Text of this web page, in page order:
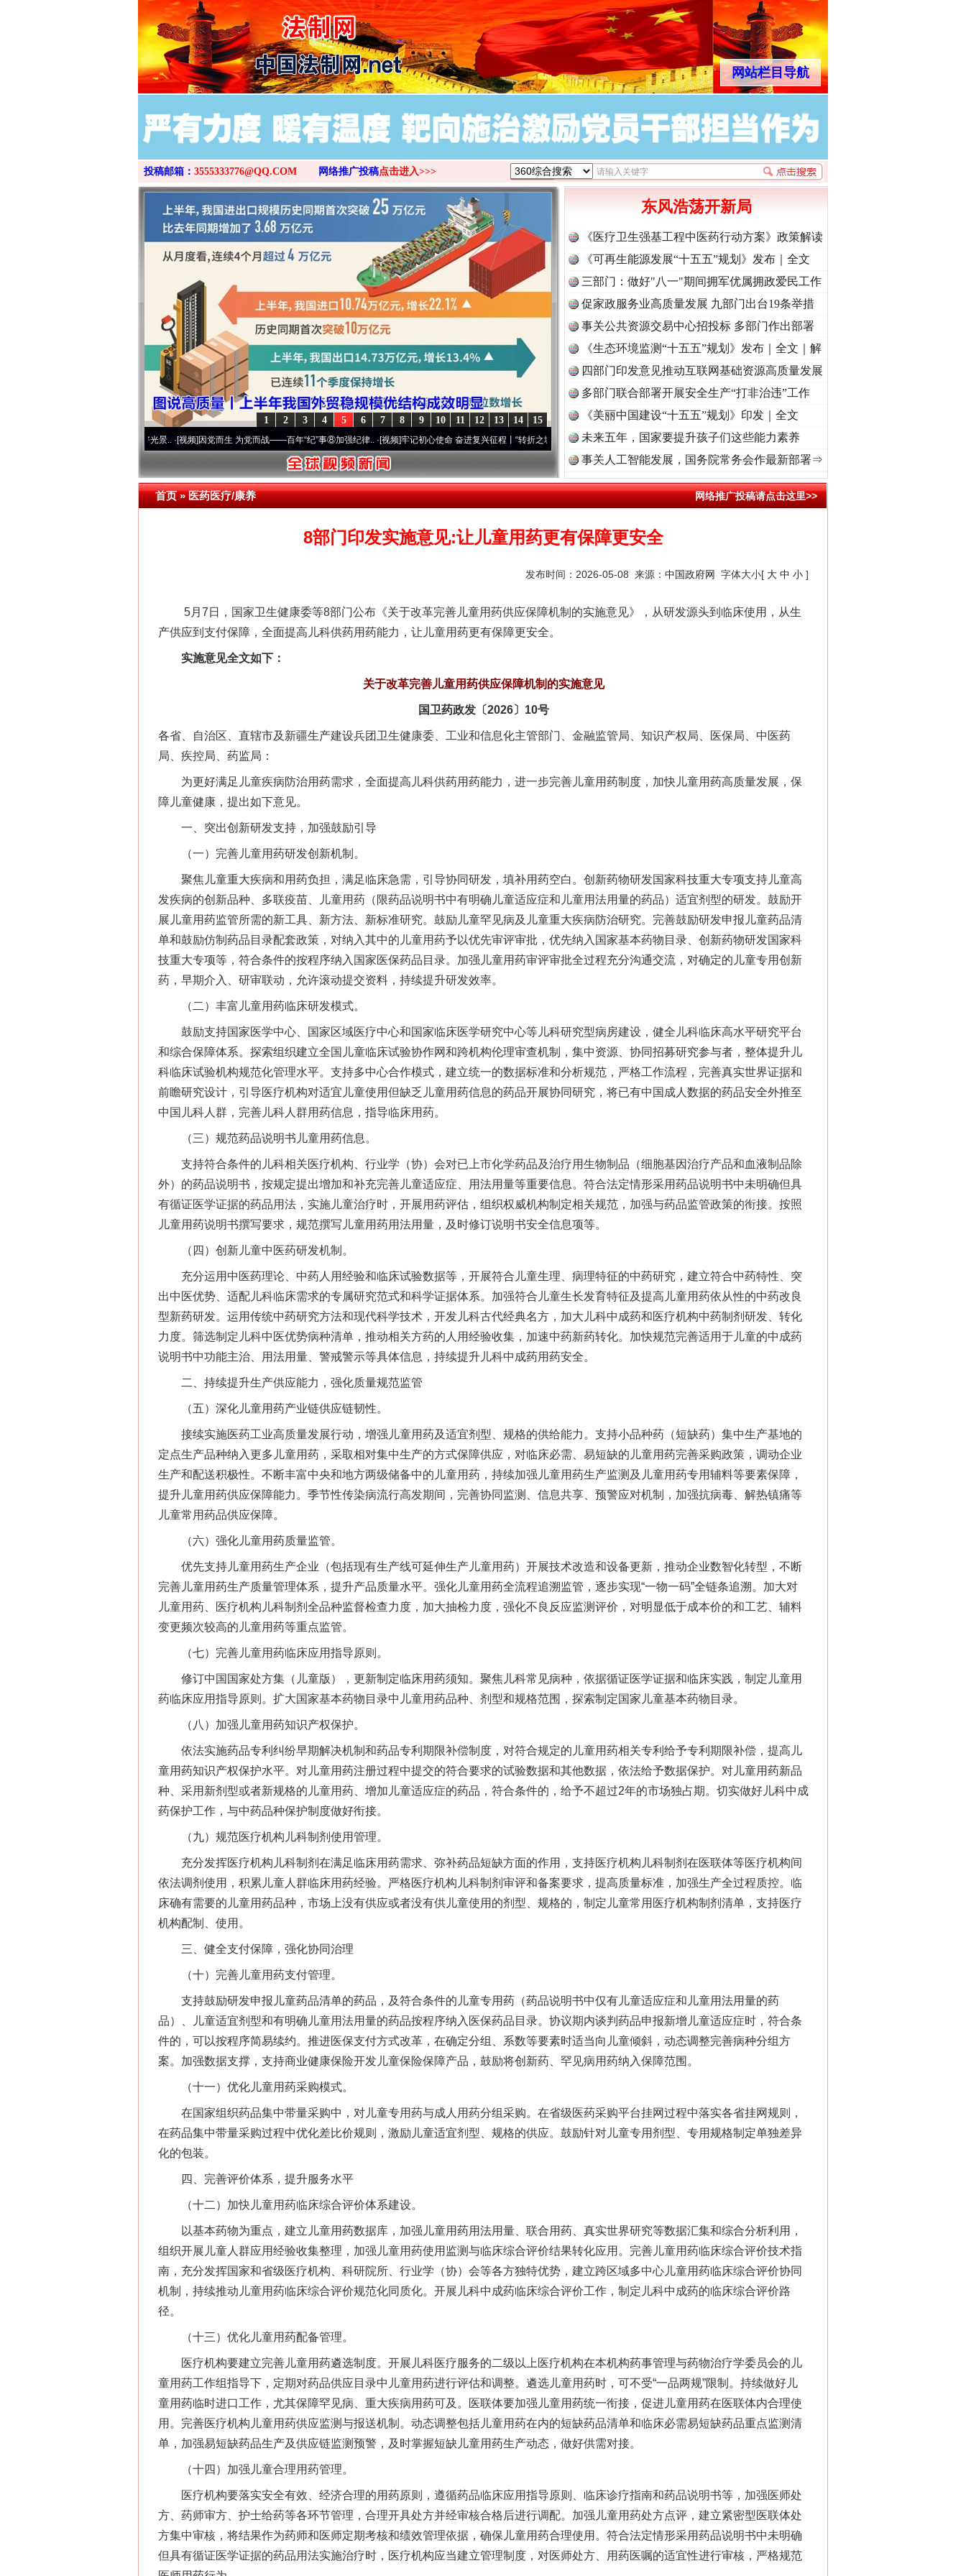
>
网站栏目导航
投稿邮箱： 3555333776@QQ.COM 网络推广投稿点击进入>>>
15
14
13
12
11
10
9
8
7
6
5
4
3
2
1
·[视频]因党而生 为党而战——百年“纪”事⑧加强纪律..·[视频]牢记初心使命 奋进复兴征程丨“转折之城”激荡..·[视频] 牢记初心使命 奋进复兴征程丨红船起航处 潮起..·[视频]一首歌的时间，读懂乐至的“诗与远方”
东风浩荡开新局
《医疗卫生强基工程中医药行动方案》政策解读
《可再生能源发展“十五五”规划》发布｜全文
三部门：做好"八一"期间拥军优属拥政爱民工作
促家政服务业高质量发展 九部门出台19条举措
事关公共资源交易中心招投标 多部门作出部署
《生态环境监测“十五五”规划》发布｜全文｜解
读
四部门印发意见推动互联网基础资源高质量发展
多部门联合部署开展安全生产“打非治违”工作
《美丽中国建设“十五五”规划》印发｜全文
未来五年，国家要提升孩子们这些能力素养
事关人工智能发展，国务院常务会作最新部署⇒
首页»医药医疗/康养 网络推广投稿请点击这里>>
8部门印发实施意见:让儿童用药更有保障更安全
发布时间：2026-05-08 来源： 中国政府网 字体大小[ 大 中 小 ]
5月7日，国家卫生健康委等8部门公布《关于改革完善儿童用药供应保障机制的实施意见》，从研发源头到临床使用，从生
产供应到支付保障，全面提高儿科供药用药能力，让儿童用药更有保障更安全。
实施意见全文如下：
关于改革完善儿童用药供应保障机制的实施意见
国卫药政发〔2026〕10号
各省、自治区、直辖市及新疆生产建设兵团卫生健康委、工业和信息化主管部门、金融监管局、知识产权局、医保局、中医药
局、疾控局、药监局：
为更好满足儿童疾病防治用药需求，全面提高儿科供药用药能力，进一步完善儿童用药制度，加快儿童用药高质量发展，保
障儿童健康，提出如下意见。
一、突出创新研发支持，加强鼓励引导
（一）完善儿童用药研发创新机制。
聚焦儿童重大疾病和用药负担，满足临床急需，引导协同研发，填补用药空白。创新药物研发国家科技重大专项支持儿童高
发疾病的创新品种、多联疫苗、儿童用药（限药品说明书中有明确儿童适应症和儿童用法用量的药品）适宜剂型的研发。鼓励开
展儿童用药监管所需的新工具、新方法、新标准研究。鼓励儿童罕见病及儿童重大疾病防治研究。完善鼓励研发申报儿童药品清
单和鼓励仿制药品目录配套政策，对纳入其中的儿童用药予以优先审评审批，优先纳入国家基本药物目录、创新药物研发国家科
技重大专项等，符合条件的按程序纳入国家医保药品目录。加强儿童用药审评审批全过程充分沟通交流，对确定的儿童专用创新
药，早期介入、研审联动，允许滚动提交资料，持续提升研发效率。
（二）丰富儿童用药临床研发模式。
鼓励支持国家医学中心、国家区域医疗中心和国家临床医学研究中心等儿科研究型病房建设，健全儿科临床高水平研究平台
和综合保障体系。探索组织建立全国儿童临床试验协作网和跨机构伦理审查机制，集中资源、协同招募研究参与者，整体提升儿
科临床试验机构规范化管理水平。支持多中心合作模式，建立统一的数据标准和分析规范，严格工作流程，完善真实世界证据和
前瞻研究设计，引导医疗机构对适宜儿童使用但缺乏儿童用药信息的药品开展协同研究，将已有中国成人数据的药品安全外推至
中国儿科人群，完善儿科人群用药信息，指导临床用药。
（三）规范药品说明书儿童用药信息。
支持符合条件的儿科相关医疗机构、行业学（协）会对已上市化学药品及治疗用生物制品（细胞基因治疗产品和血液制品除
外）的药品说明书，按规定提出增加和补充完善儿童适应症、用法用量等重要信息。符合法定情形采用药品说明书中未明确但具
有循证医学证据的药品用法，实施儿童治疗时，开展用药评估，组织权威机构制定相关规范，加强与药品监管政策的衔接。按照
儿童用药说明书撰写要求，规范撰写儿童用药用法用量，及时修订说明书安全信息项等。
（四）创新儿童中医药研发机制。
充分运用中医药理论、中药人用经验和临床试验数据等，开展符合儿童生理、病理特征的中药研究，建立符合中药特性、突
出中医优势、适配儿科临床需求的专属研究范式和科学证据体系。加强符合儿童生长发育特征及提高儿童用药依从性的中药改良
型新药研发。运用传统中药研究方法和现代科学技术，开发儿科古代经典名方，加大儿科中成药和医疗机构中药制剂研发、转化
力度。筛选制定儿科中医优势病种清单，推动相关方药的人用经验收集，加速中药新药转化。加快规范完善适用于儿童的中成药
说明书中功能主治、用法用量、警戒警示等具体信息，持续提升儿科中成药用药安全。
二、持续提升生产供应能力，强化质量规范监管
（五）深化儿童用药产业链供应链韧性。
接续实施医药工业高质量发展行动，增强儿童用药及适宜剂型、规格的供给能力。支持小品种药（短缺药）集中生产基地的
定点生产品种纳入更多儿童用药，采取相对集中生产的方式保障供应，对临床必需、易短缺的儿童用药完善采购政策，调动企业
生产和配送积极性。不断丰富中央和地方两级储备中的儿童用药，持续加强儿童用药生产监测及儿童用药专用辅料等要素保障，
提升儿童用药供应保障能力。季节性传染病流行高发期间，完善协同监测、信息共享、预警应对机制，加强抗病毒、解热镇痛等
儿童常用药品供应保障。
（六）强化儿童用药质量监管。
优先支持儿童用药生产企业（包括现有生产线可延伸生产儿童用药）开展技术改造和设备更新，推动企业数智化转型，不断
完善儿童用药生产质量管理体系，提升产品质量水平。强化儿童用药全流程追溯监管，逐步实现“一物一码”全链条追溯。加大对
儿童用药、医疗机构儿科制剂全品种监督检查力度，加大抽检力度，强化不良反应监测评价，对明显低于成本价的和工艺、辅料
变更频次较高的儿童用药等重点监管。
（七）完善儿童用药临床应用指导原则。
修订中国国家处方集（儿童版），更新制定临床用药须知。聚焦儿科常见病种，依据循证医学证据和临床实践，制定儿童用
药临床应用指导原则。扩大国家基本药物目录中儿童用药品种、剂型和规格范围，探索制定国家儿童基本药物目录。
（八）加强儿童用药知识产权保护。
依法实施药品专利纠纷早期解决机制和药品专利期限补偿制度，对符合规定的儿童用药相关专利给予专利期限补偿，提高儿
童用药知识产权保护水平。对儿童用药注册过程中提交的符合要求的试验数据和其他数据，依法给予数据保护。对儿童用药新品
种、采用新剂型或者新规格的儿童用药、增加儿童适应症的药品，符合条件的，给予不超过2年的市场独占期。切实做好儿科中成
药保护工作，与中药品种保护制度做好衔接。
（九）规范医疗机构儿科制剂使用管理。
充分发挥医疗机构儿科制剂在满足临床用药需求、弥补药品短缺方面的作用，支持医疗机构儿科制剂在医联体等医疗机构间
依法调剂使用，积累儿童人群临床用药经验。严格医疗机构儿科制剂审评和备案要求，提高质量标准，加强生产全过程质控。临
床确有需要的儿童用药品种，市场上没有供应或者没有供儿童使用的剂型、规格的，制定儿童常用医疗机构制剂清单，支持医疗
机构配制、使用。
三、健全支付保障，强化协同治理
（十）完善儿童用药支付管理。
支持鼓励研发申报儿童药品清单的药品，及符合条件的儿童专用药（药品说明书中仅有儿童适应症和儿童用法用量的药
品）、儿童适宜剂型和有明确儿童用法用量的药品按程序纳入医保药品目录。协议期内谈判药品申报新增儿童适应症时，符合条
件的，可以按程序简易续约。推进医保支付方式改革，在确定分组、系数等要素时适当向儿童倾斜，动态调整完善病种分组方
案。加强数据支撑，支持商业健康保险开发儿童保险保障产品，鼓励将创新药、罕见病用药纳入保障范围。
（十一）优化儿童用药采购模式。
在国家组织药品集中带量采购中，对儿童专用药与成人用药分组采购。在省级医药采购平台挂网过程中落实各省挂网规则，
在药品集中带量采购过程中优化差比价规则，激励儿童适宜剂型、规格的供应。鼓励针对儿童专用剂型、专用规格制定单独差异
化的包装。
四、完善评价体系，提升服务水平
（十二）加快儿童用药临床综合评价体系建设。
以基本药物为重点，建立儿童用药数据库，加强儿童用药用法用量、联合用药、真实世界研究等数据汇集和综合分析利用，
组织开展儿童人群应用经验收集整理，加强儿童用药使用监测与临床综合评价结果转化应用。完善儿童用药临床综合评价技术指
南，充分发挥国家和省级医疗机构、科研院所、行业学（协）会等各方独特优势，建立跨区域多中心儿童用药临床综合评价协同
机制，持续推动儿童用药临床综合评价规范化同质化。开展儿科中成药临床综合评价工作，制定儿科中成药的临床综合评价路
径。
（十三）优化儿童用药配备管理。
医疗机构要建立完善儿童用药遴选制度。开展儿科医疗服务的二级以上医疗机构在本机构药事管理与药物治疗学委员会的儿
童用药工作组指导下，定期对药品供应目录中儿童用药进行评估和调整。遴选儿童用药时，可不受“一品两规”限制。持续做好儿
童用药临时进口工作，尤其保障罕见病、重大疾病用药可及。医联体要加强儿童用药统一衔接，促进儿童用药在医联体内合理使
用。完善医疗机构儿童用药供应监测与报送机制。动态调整包括儿童用药在内的短缺药品清单和临床必需易短缺药品重点监测清
单，加强易短缺药品生产及供应链监测预警，及时掌握短缺儿童用药生产动态，做好供需对接。
（十四）加强儿童合理用药管理。
医疗机构要落实安全有效、经济合理的用药原则，遵循药品临床应用指导原则、临床诊疗指南和药品说明书等，加强医师处
方、药师审方、护士给药等各环节管理，合理开具处方并经审核合格后进行调配。加强儿童用药处方点评，建立紧密型医联体处
方集中审核，将结果作为药师和医师定期考核和绩效管理依据，确保儿童用药合理使用。符合法定情形采用药品说明书中未明确
但具有循证医学证据的药品用法实施治疗时，医疗机构应当建立管理制度，对医师处方、用药医嘱的适宜性进行审核，严格规范
网上购药对药下症？
茶叶“炒上天”
“神药”背后的真相
这是一记警钟！ 谢谢有你温暖了四季 法官巧妙执行解纠纷